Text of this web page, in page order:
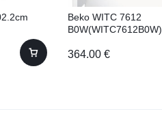
Beko WITC 7612
B0W(WITC7612B0W)
364.00 €